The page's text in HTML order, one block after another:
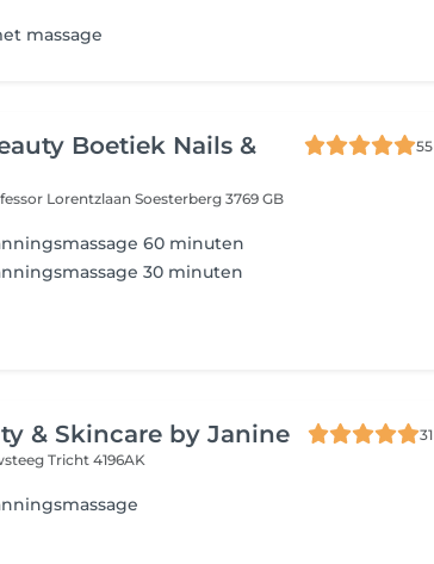
massage
Boetiek Nails &
55
LorentzlaanSoesterberg 3769 GB
60 minuten
30 minuten
& Skincare by Janine
31
Tricht 4196AK